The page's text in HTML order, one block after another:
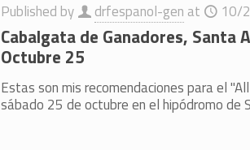
Published by drfespanol-gen at 10/
Cabalgata de Ganadores, Santa
Octubre 25
Estas son mis recomendaciones para el
sábado 25 de octubre en el hipódromo de